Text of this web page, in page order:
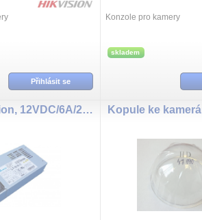
Přihlásit se
Konzole pro kamery
skladem
Zdroj Hikvision, 12VDC/6A/280W